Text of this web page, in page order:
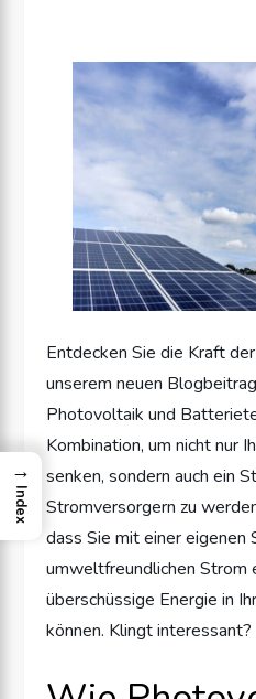
Entdecken Sie die Kraft
unserem neuen
Photovoltaik und
Kombination, um nicht nur
senken, sondern auch ein
Stromversorgern zu
dass Sie mit einer eigenen
umweltfreundlichen Strom
überschüssige Energie in
können. Klingt
→
Index